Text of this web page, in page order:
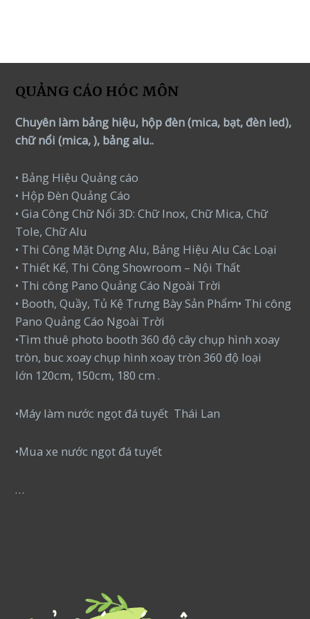
QUẢNG CÁO HÓC MÔN
Chuyên làm bảng hiệu, hộp đèn (mica, bạt, đèn led),
chữ nổi (mica, ), bảng alu..
• Bảng Hiệu Quảng cáo
• Hộp Đèn Quảng Cáo
• Gia Công Chữ Nổi 3D: Chữ Inox, Chữ Mica, Chữ
Tole, Chữ Alu
• Thi Công Mặt Dựng Alu, Bảng Hiệu Alu Các Loại
• Thiết Kế, Thi Công Showroom – Nội Thất
• Thi công Pano Quảng Cáo Ngoài Trời
• Booth, Quầy, Tủ Kệ Trưng Bày Sản Phẩm• Thi công
Pano Quảng Cáo Ngoài Trời
•Tìm thuê photo booth 360 độ cây chụp hình xoay
tròn, buc xoay chụp hình xoay tròn 360 độ loại
lớn 120cm, 150cm, 180 cm .
•Máy làm nước ngọt đá tuyết Thái Lan
•Mua xe nước ngọt đá tuyết
…